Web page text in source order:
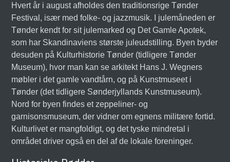
Hvert år i august afholdes den traditionsrige Tønder
Festival, især med folke- og jazzmusik. I julemåneden er
Tønder kendt for sit julemarked og Det Gamle Apotek,
som har Skandinaviens største juleudstilling. Byen byder
desuden på Kulturhistorie Tønder (tidligere Tønder
Museum), hvor man kan se arkitekt Hans J. Wegners
møbler i det gamle vandtårn, og på Kunstmuseet i
Tønder (det tidligere Sønderjyllands Kunstmuseum).
Nord for byen findes et zeppeliner- og
garnisonsmuseum, der vidner om egnens militære fortid.
Kulturlivet er mangfoldigt, og det tyske mindretal i
området driver også en del af de lokale foreninger.